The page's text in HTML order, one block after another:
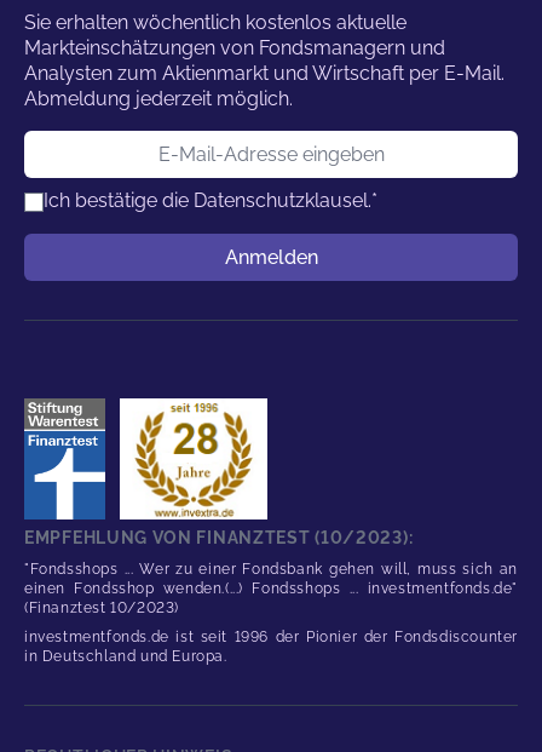
Sie erhalten wöchentlich kostenlos aktuelle
Markteinschätzungen von Fondsmanagern und
Analysten zum Aktienmarkt und Wirtschaft per E-Mail.
Abmeldung jederzeit möglich.
E-Mail-Adresse
Ich bestätige die Datenschutzklausel.*
Anmelden
EMPFEHLUNG VON FINANZTEST (10/2023):
"Fondsshops ... Wer zu einer Fondsbank gehen will, muss sich an
einen Fondsshop wenden.(...) Fondsshops ... investmentfonds.de"
(Finanztest 10/2023)
investmentfonds.de ist seit 1996 der Pionier der Fondsdiscounter
in Deutschland und Europa.